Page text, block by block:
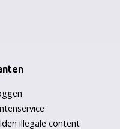
illegale content